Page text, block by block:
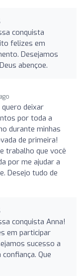
conquista
felizes em
Desejamos
abençoe.
deixar
por toda a
durante minhas
de primeira!
trabalho que você
por me ajudar a
Desejo tudo de
conquista Anna!
em participar
sucesso a
Que